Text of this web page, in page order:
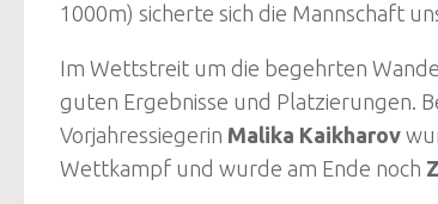
1000m) sicherte sich die Mannschaft
Im Wettstreit um die begehrten
guten Ergebnisse und Platzierungen.
Vorjahressiegerin Malika Kaikharov
Wettkampf und wurde am Ende noch